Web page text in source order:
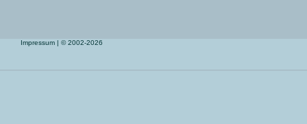
Impressum | © 2002-2026